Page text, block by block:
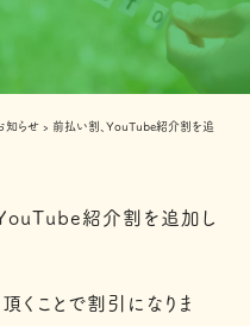
知らせ › 前払い割、YouTube紹介割を追
紹介割を追加し
ことで割引になりま